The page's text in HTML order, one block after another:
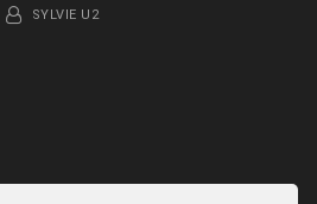
SYLVIE U2